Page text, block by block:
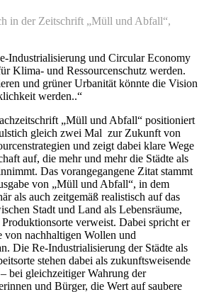
in der Zeitschrift „Müll und Abfall“,
Industrialisierung und Circular Economy
Klima- und Ressourcenschutz werden.
und grüner Urbanität könnte die Vision
werden..“
„Müll und Abfall“ positioniert
gleich zwei Mal zur Zukunft von
und zeigt dabei klare Wege
auf, die mehr und mehr die Städte als
Das vorangegangene Zitat stammt
von „Müll und Abfall“, in dem
als auch zeitgemäß realistisch auf das
Stadt und Land als Lebensräume,
verweist. Dabei spricht er
von nachhaltigen Wollen und
Die Re-Industrialisierung der Städte als
stehen dabei als zukunftsweisende
bei gleichzeitiger Wahrung der
und Bürger, die Wert auf saubere